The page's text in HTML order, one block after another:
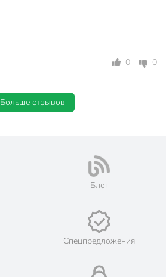
0 0
Больше отзывов
Блог
Спецпредложения